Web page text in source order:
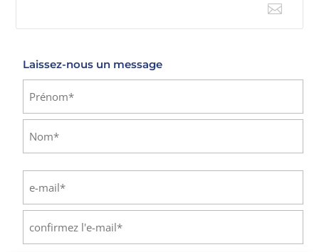

Laissez-nous un message
Prénom
mail(Nécessaire)
Saisissez
un
e-